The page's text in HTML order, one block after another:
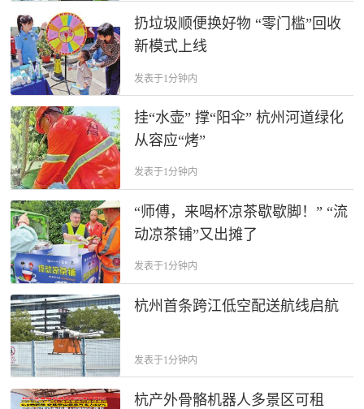
扔垃圾顺便换好物 “零门槛”回收
新模式上线
发表于1分钟内
挂“水壶” 撑“阳伞” 杭州河道绿化
从容应“烤”
发表于1分钟内
“师傅，来喝杯凉茶歇歇脚！” “流
动凉茶铺”又出摊了
发表于1分钟内
杭州首条跨江低空配送航线启航
发表于1分钟内
杭产外骨骼机器人多景区可租